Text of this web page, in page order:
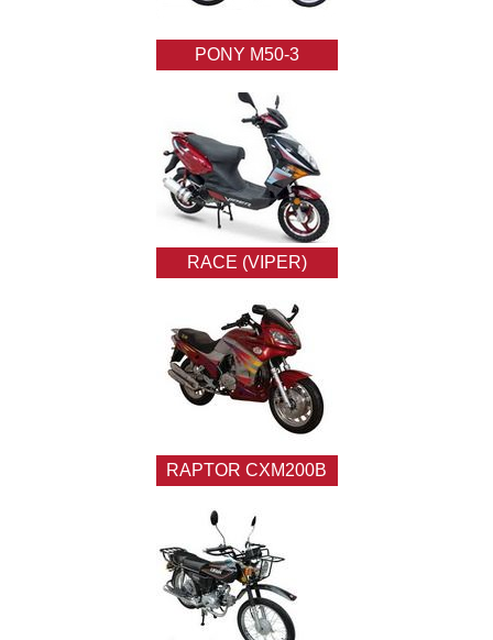
PONY M50-3
RACE (VIPER)
RAPTOR CXM200B